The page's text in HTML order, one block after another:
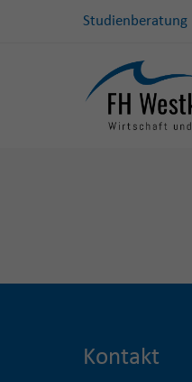
Studienberatung
Kontakt